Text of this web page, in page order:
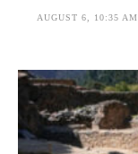
AUGUST 6, 10:35 AM